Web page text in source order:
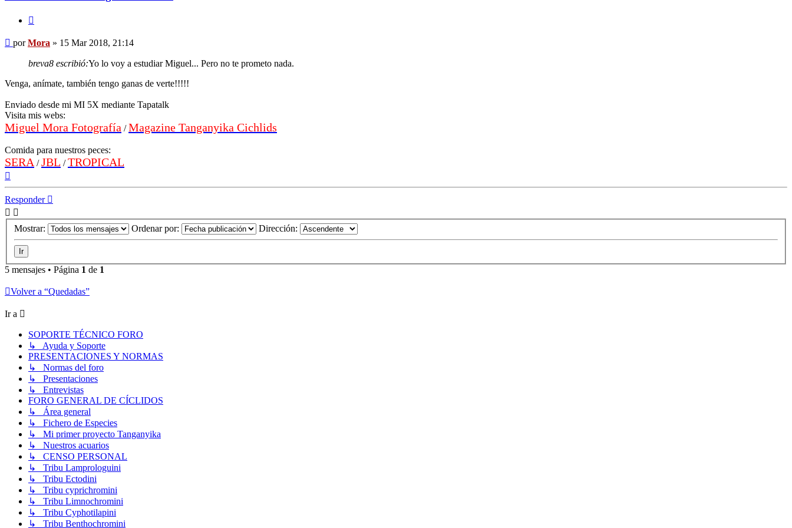
Mensaje
porMora » 15 Mar 2018, 21:14
breva8 escribió:Yo lo voy a estudiar Miguel... Pero no te prometo nada.
Venga, anímate, también tengo ganas de verte!!!!!
Enviado desde mi MI 5X mediante Tapatalk
Visita mis webs:
Miguel Mora Fotografía /Magazine Tanganyika Cichlids
Comida para nuestros peces:
SERA /JBL /TROPICAL
Responder
Mostrar: Ordenar por: Dirección:
5 mensajes • Página 1 de 1
Volver a “Quedadas”
Ir a
SOPORTE TÉCNICO FORO
↳ Ayuda y Soporte
PRESENTACIONES Y NORMAS
↳ Normas del foro
↳ Presentaciones
↳ Entrevistas
FORO GENERAL DE CÍCLIDOS
↳ Área general
↳ Fichero de Especies
↳ Mi primer proyecto Tanganyika
↳ Nuestros acuarios
↳ CENSO PERSONAL
↳ Tribu Lamprologuini
↳ Tribu Ectodini
↳ Tribu cyprichromini
↳ Tribu Limnochromini
↳ Tribu Cyphotilapini
↳ Tribu Benthochromini